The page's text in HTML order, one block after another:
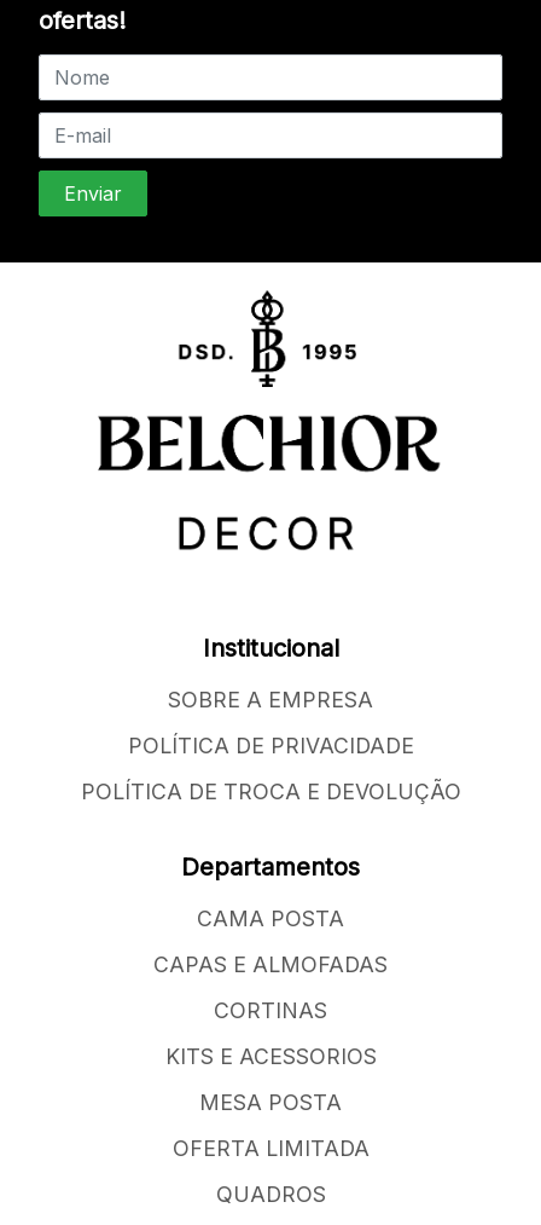
ofertas!
Institucional
SOBRE A EMPRESA
POLÍTICA DE PRIVACIDADE
POLÍTICA DE TROCA E DEVOLUÇÃO
Departamentos
CAMA POSTA
CAPAS E ALMOFADAS
CORTINAS
KITS E ACESSORIOS
MESA POSTA
OFERTA LIMITADA
QUADROS